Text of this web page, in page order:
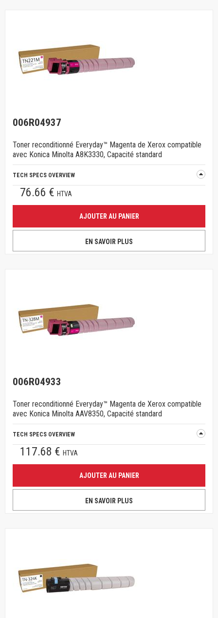
006R04937
Toner reconditionné Everyday™ Magenta de Xerox compatible
avec Konica Minolta A8K3330, Capacité standard
TECH SPECS OVERVIEW
76.66 € HTVA
AJOUTER AU PANIER
EN SAVOIR PLUS
006R04933
Toner reconditionné Everyday™ Magenta de Xerox compatible
avec Konica Minolta AAV8350, Capacité standard
TECH SPECS OVERVIEW
117.68 € HTVA
AJOUTER AU PANIER
EN SAVOIR PLUS